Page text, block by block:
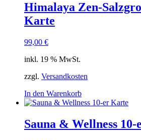
Himalaya Zen-
Karte
99,00 €
inkl. 19 % MwSt.
zzgl. Versandkosten
In den Warenkorb
Sauna & Wellness